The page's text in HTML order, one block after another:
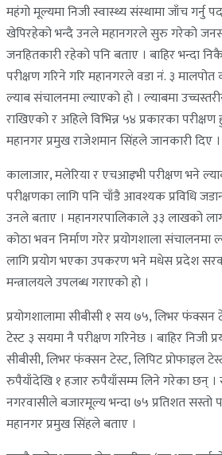
महंगो मूल्यमा निजी स्वास्थ्य संस्थामा जाँच गर्नु
खेपिरहेको भन्दै उनले महानगरले सुरु गरेको
जनहितकारी रहेको पनि बताए । बाहिर भन्दा
परीक्षण गरिने गरि महानगरले वडा नं. ३
ल्याब संचालनमा ल्याएको हो । ल्याबमा
राखिएको र अहिले विभिन्न ५४ प्रकारका
महानगर प्रमुख राजेशमान सिंहले जानकारी दिए ।
कालाजार, मलेरिया र एचआइभी परीक्षण भने
परीक्षणका लागि पनि चाँडै आवश्यक प्रविधि
उनले बताए । महानगरपालिकाले ३३ लाखको
कोठा भवन निर्माण गरेर प्रयोगशाला संचालनमा
लागि प्रयोग भएका उपकरण भने मधेस प्रदेश
मन्त्रालयले उपलब्ध गराएको हो ।
प्रयोगशालामा सीबीसी १ सय ७५, लिभर फंक्सन
टेस्ट ३ सयमा नै परीक्षण गरिनेछ । बाहिर निजी
सीबीसी, लिभर फंक्सन टेस्ट, लिपिट प्रोफाइल
रुपैयाँदेखि १ हजार रुपैयाँसम्म लिने गरेका छन् ।
नगरवासीले बजारमूल्य भन्दा ७५ प्रतिशत सस्तो
महानगर प्रमुख सिंहले बताए ।